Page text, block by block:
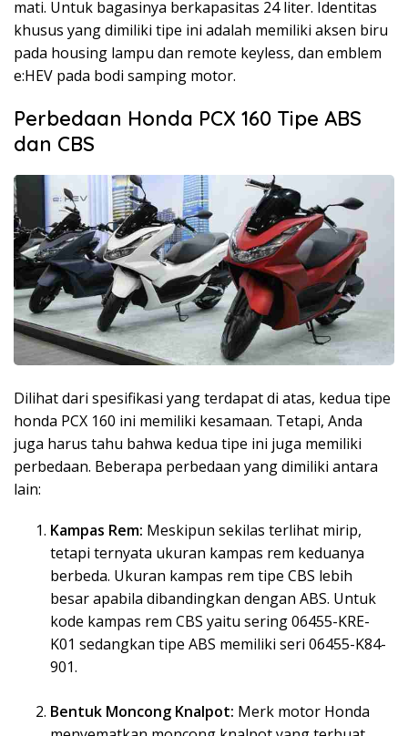
mati. Untuk bagasinya berkapasitas 24 liter. Identitas
khusus yang dimiliki tipe ini adalah memiliki aksen biru
pada housing lampu dan remote keyless, dan emblem
e:HEV pada bodi samping motor.
Perbedaan Honda PCX 160 Tipe ABS
dan CBS
Dilihat dari spesifikasi yang terdapat di atas, kedua tipe
honda PCX 160 ini memiliki kesamaan. Tetapi, Anda
juga harus tahu bahwa kedua tipe ini juga memiliki
perbedaan. Beberapa perbedaan yang dimiliki antara
lain:
Kampas Rem: Meskipun sekilas terlihat mirip,
tetapi ternyata ukuran kampas rem keduanya
berbeda. Ukuran kampas rem tipe CBS lebih
besar apabila dibandingkan dengan ABS. Untuk
kode kampas rem CBS yaitu sering 06455-KRE-
K01 sedangkan tipe ABS memiliki seri 06455-K84-
901.
Bentuk Moncong Knalpot: Merk motor Honda